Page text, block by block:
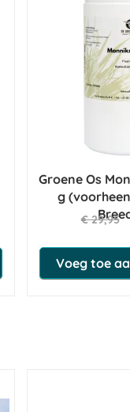
druppelflacon om
Eye Drops?
Groene Os
g
€ 29,95
Voeg toe